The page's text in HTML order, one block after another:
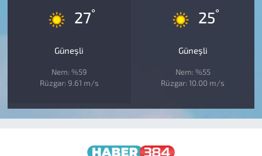
27°
Güneşli
Nem: %59
Rüzgar: 9.61 m/s
25°
Güneşli
Nem: %55
Rüzgar: 10.00 m/s